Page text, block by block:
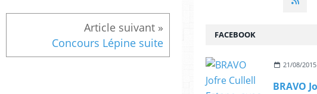
Concours Lépine suite
FACEBOOK
21/08/2015